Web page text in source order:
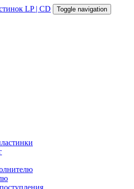
LP | CD Toggle navigation